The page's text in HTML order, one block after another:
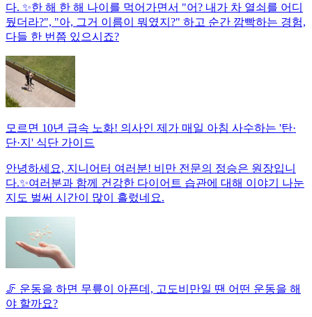
다. ✨한 해 한 해 나이를 먹어가면서 "어? 내가 차 열쇠를 어디
뒀더라?", "아, 그거 이름이 뭐였지?" 하고 순간 깜빡하는 경험,
다들 한 번쯤 있으시죠?
모르면 10년 급속 노화! 의사인 제가 매일 아침 사수하는 '탄·
단·지' 식단 가이드
안녕하세요, 지니어터 여러분! 비만 전문의 정승은 원장입니
다.✨여러분과 함께 건강한 다이어트 습관에 대해 이야기 나눈
지도 벌써 시간이 많이 흘렀네요.
🦵 운동을 하면 무릎이 아픈데, 고도비만일 땐 어떤 운동을 해
야 할까요?